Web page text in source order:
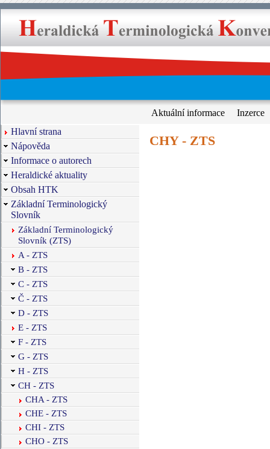
Aktuální informace
Inzerce
Hlavní strana
Nápověda
Informace o autorech
Heraldické aktuality
Obsah HTK
Základní Terminologický
Slovník
Základní Terminologický
Slovník (ZTS)
A - ZTS
B - ZTS
C - ZTS
Č - ZTS
D - ZTS
E - ZTS
F - ZTS
G - ZTS
H - ZTS
CH - ZTS
CHA - ZTS
CHE - ZTS
CHI - ZTS
CHO - ZTS
CHY - ZTS